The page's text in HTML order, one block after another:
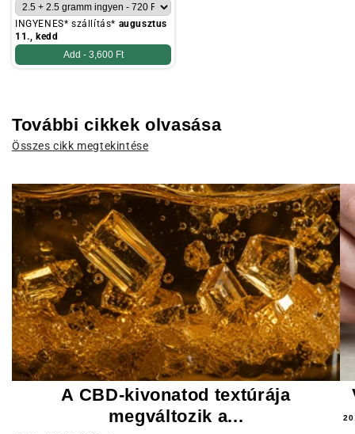
INGYENES* szállítás* augusztus
11., kedd
Add - 3,600 Ft
További cikkek olvasása
Összes cikk megtekintése
A CBD-kivonatod textúrája
megváltozik a...